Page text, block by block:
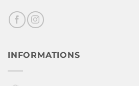
INFORMATIONS